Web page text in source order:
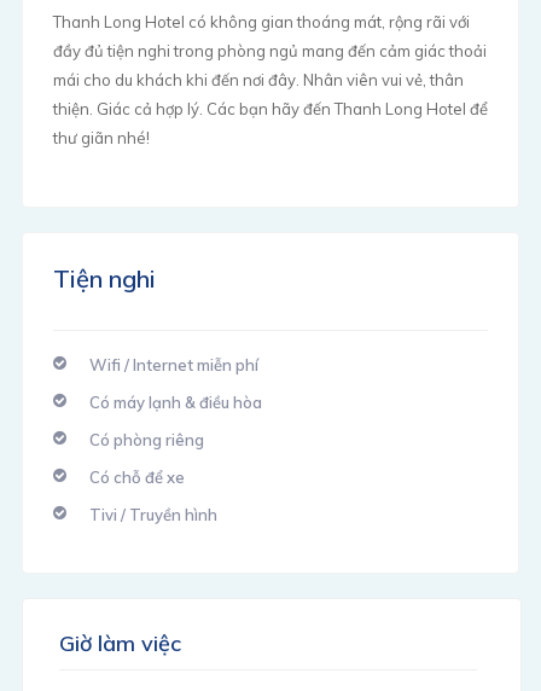
Thanh Long Hotel có không gian thoáng mát, rộng rãi với
đầy đủ tiện nghi trong phòng ngủ mang đến cảm giác thoải
mái cho du khách khi đến nơi đây. Nhân viên vui vẻ, thân
thiện. Giác cả hợp lý. Các bạn hãy đến Thanh Long Hotel để
thư giãn nhé!
Tiện nghi
Wifi / Internet miễn phí
Có máy lạnh & điều hòa
Có phòng riêng
Có chỗ để xe
Tivi / Truyền hình
Giờ làm việc